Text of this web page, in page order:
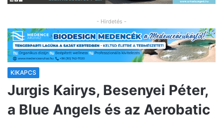
- Hirdetés -
KIKAPCS
Jurgis Kairys, Besenyei Péter,
a Blue Angels és az Aerobatic